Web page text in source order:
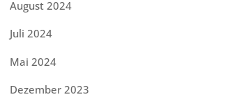
August 2024
Juli 2024
Mai 2024
Dezember 2023